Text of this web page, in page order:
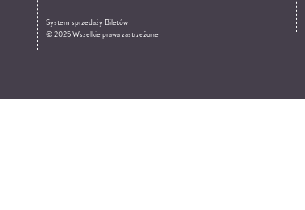
System sprzedaży Biletów
© 2025 Wszelkie prawa zastrzeżone